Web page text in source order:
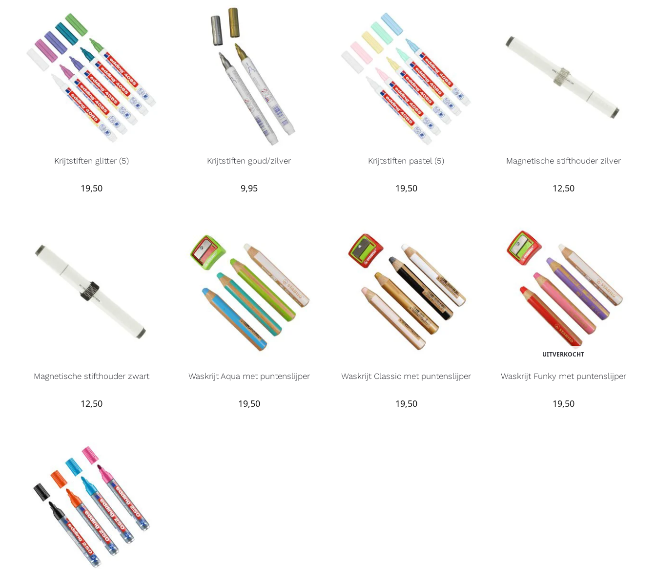
Krijtstiften glitter (5)
19,50
Krijtstiften goud/zilver
9,95
Krijtstiften pastel (5)
19,50
Magnetische stifthouder zilver
12,50
Magnetische stifthouder zwart
12,50
Waskrijt Aqua met puntenslijper
19,50
Waskrijt Classic met puntenslijper
19,50
UITVERKOCHT
Waskrijt Funky met puntenslijper
19,50